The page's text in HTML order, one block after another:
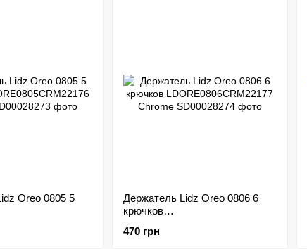
Oreo 0805 5
Держатель Lidz Oreo 0806 6
крючков
470 грн